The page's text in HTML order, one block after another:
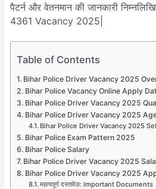
पैटर्न और वेतनमान की जानकारी
4361 Vacancy 2025|
Table of Contents
Bihar Police Driver Vacancy 2025
Bihar Police Vacancy Online Apply
Bihar Police Driver Vacancy 2025
Bihar Police Driver Vacancy 2025
Bihar Police Driver Vacancy 2025
Bihar Police Exam Pattern 2025
Bihar Police Salary
Bihar Police Driver Vacancy 2025
Bihar Police Driver Vacancy 2025
महत्वपूर्ण दस्तावेज़: Important Documents